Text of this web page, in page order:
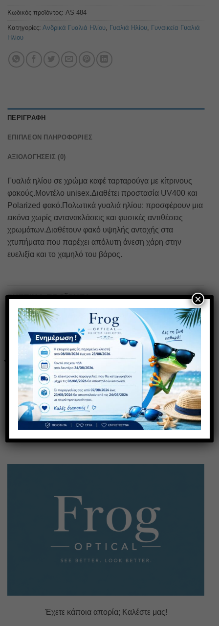
Κωδικός προϊόντος: AS 484
Κατηγορίες: Ανδρικά Γυαλιά Ηλίου Γυαλιά Ηλίου
Γυναικεία Γυαλιά
Ηλίου
ΠΕΡΙΓΡΑΦΉ
ΕΠΙΠΛΈΟΝ ΠΛΗΡΟΦΟΡΊΕΣ
ΑΞΙΟΛΟΓΉΣΕΙΣ (0)
Γυαλιά ηλίου σε χρώμα καφέ ταρταρούγα με κίτρινους
φακούς.Μοντέλο unisex.Διαθέτει προστασία UV400 και
Polarized φακό.Πολωτικά γυαλιά ηλίου: προσφέρουν μια
εικόνα χωρίς αντανακλάσεις και φυσικές αντιθέσεις
χρωμάτων.Διαθέτουν φακό υψηλής αντοχής στα
χτυπήματα που παρέχει απόλυτη άνεση χάρη στην
ευελιξία και το χαμηλό του βάρος.
ΣΧΕΤΙΚΆ ΠΡΟΪΌΝΤΑ
Πρόσθήκη
στην λίστα
επιθυμιών
AS 321
με ΦΠΑ
ΠΡΟΣΦΟΡΑ
1+1 ΔΩΡΟ
Πρόσθήκη
επιθυμιών
AS 289
30,00
με ΦΠΑ
Έχετε κάποια απορία; Καλέστε μας!
×